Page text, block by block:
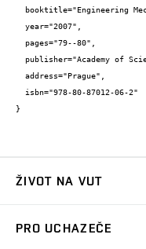
}
ŽIVOT NA VUT
PRO UCHAZEČE